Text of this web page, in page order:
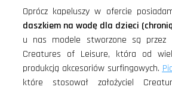
Oprócz kapeluszy w ofercie
daszkiem na wodę dla dzieci
u nas modele stworzone są
Creatures of Leisure, która od
produkcją akcesoriów surfingowych.
które stosował założyciel